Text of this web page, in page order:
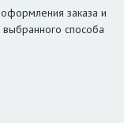
заказа и
выбранного способа